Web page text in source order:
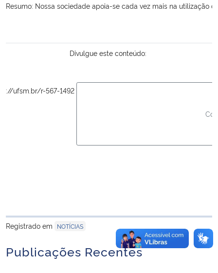
Resumo: Nossa sociedade apoia-se cada vez mais na
Divulgue este conteúdo:
ufsm.br/r-567-1492
Registrado em NOTÍCIAS
Publicações Recentes